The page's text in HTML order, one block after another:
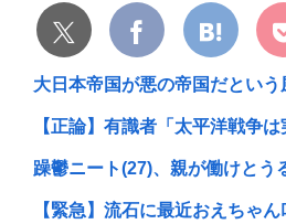
大日本帝国が悪の帝国だという
【正論】有識者「太平洋戦争は
躁鬱ニート(27)、親が働けとう
【緊急】流石に最近おえちゃ